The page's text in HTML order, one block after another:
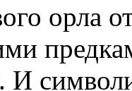
орла
И